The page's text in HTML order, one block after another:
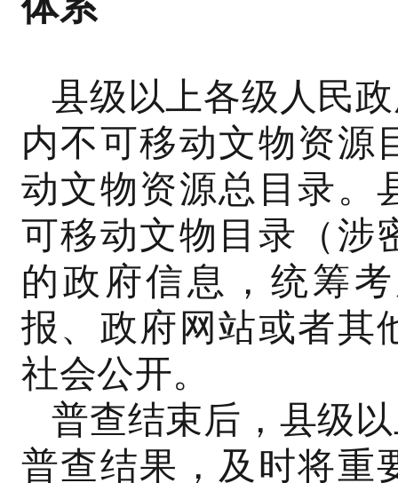
县级以上各级人民
内不可移动文物资源
动文物资源总目录。
可移动文物目录（涉
的政府信息，统筹
报、政府网站或者其
社会公开。
普查结束后，县级
普查结果，及时将重